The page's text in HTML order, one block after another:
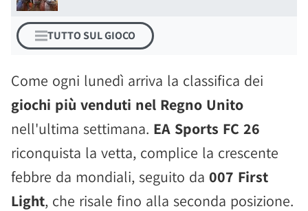
TUTTO SUL GIOCO
Come ogni lunedì arriva la classifica dei
giochi più venduti nel Regno Unito
nell'ultima settimana. EA Sports FC 26
riconquista la vetta, complice la crescente
febbre da mondiali, seguito da 007 First
Light, che risale fino alla seconda posizione.